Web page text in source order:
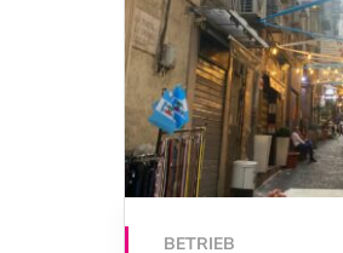
BETRIEB